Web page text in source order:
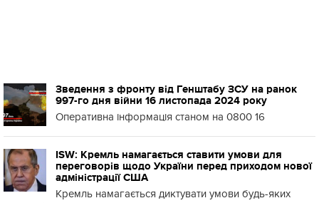
Зведення з фронту від Генштабу ЗСУ на ранок
997-го дня війни 16 листопада 2024 року
Оперативна інформація станом на 0800 16
ISW: Кремль намагається ставити умови для
переговорів щодо України перед приходом нової
адміністрації США
Кремль намагається диктувати умови будь-яких